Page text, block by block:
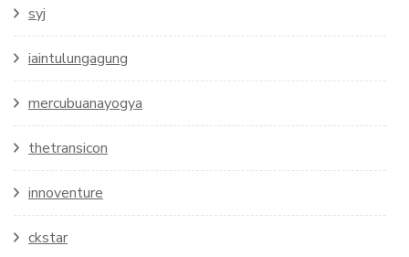
syj
iaintulungagung
mercubuanayogya
thetransicon
innoventure
ckstar